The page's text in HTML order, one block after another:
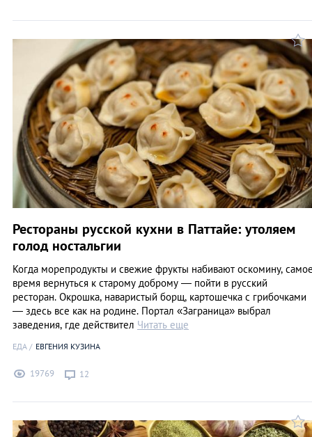
Рестораны русской кухни в Паттайе: утоляем
голод ностальгии
Когда морепродукты и свежие фрукты набивают оскомину,
время вернуться к старому доброму — пойти в русский
ресторан. Окрошка, наваристый борщ, картошечка с грибочками
— здесь все как на родине. Портал «Заграница» выбрал
заведения, где действител Читать еще
ЕДА ЕВГЕНИЯ КУЗИНА
19769 12